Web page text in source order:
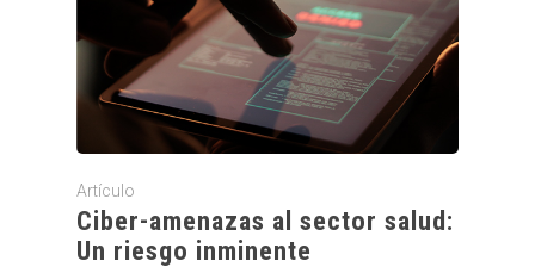
Artículo
Ciber-amenazas al sector salud:
Un riesgo inminente